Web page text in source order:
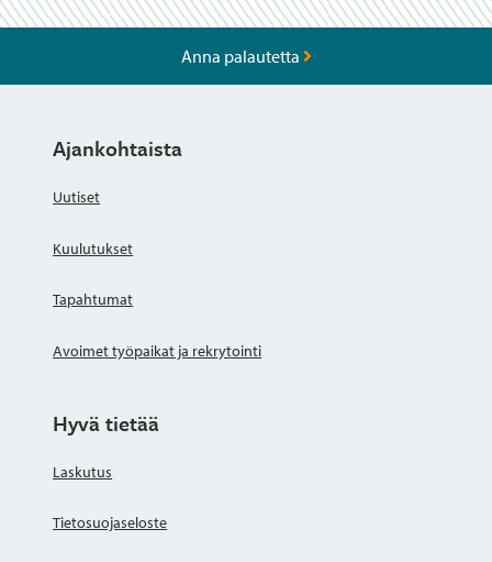
Anna palautetta
Ajankohtaista
Uutiset
Kuulutukset
Tapahtumat
Avoimet työpaikat ja rekrytointi
Hyvä tietää
Laskutus
Tietosuojaseloste